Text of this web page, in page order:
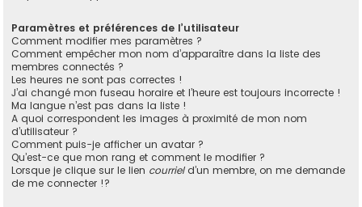
Paramètres et préférences de l’utilisateur
Comment modifier mes paramètres ?
Comment empêcher mon nom d’apparaître dans la liste des
membres connectés ?
Les heures ne sont pas correctes !
J’ai changé mon fuseau horaire et l’heure est toujours incorrecte !
Ma langue n’est pas dans la liste !
A quoi correspondent les images à proximité de mon nom
d’utilisateur ?
Comment puis-je afficher un avatar ?
Qu’est-ce que mon rang et comment le modifier ?
Lorsque je clique sur le lien courrield’un membre, on me demande
de me connecter !?